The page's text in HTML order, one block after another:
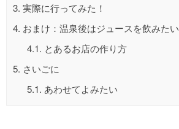
3. 実際に行ってみた！
4. おまけ：温泉後はジュースを飲みたい
4.1. とあるお店の作り方
5. さいごに
5.1. あわせてよみたい